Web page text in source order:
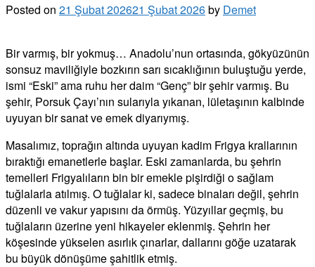
Posted on 21 Şubat 202621 Şubat 2026by Demet
Bir varmış, bir yokmuş… Anadolu’nun ortasında, gökyüzünün
sonsuz maviliğiyle bozkırın sarı sıcaklığının buluştuğu yerde,
ismi “Eski” ama ruhu her daim “Genç” bir şehir varmış. Bu
şehir, Porsuk Çayı’nın sularıyla yıkanan, lületaşının kalbinde
uyuyan bir sanat ve emek diyarıymış.
Masalımız, toprağın altında uyuyan kadim Frigya krallarının
bıraktığı emanetlerle başlar. Eski zamanlarda, bu şehrin
temelleri Frigyalıların bin bir emekle pişirdiği o sağlam
tuğlalarla atılmış. O tuğlalar ki, sadece binaları değil, şehrin
düzenli ve vakur yapısını da örmüş. Yüzyıllar geçmiş, bu
tuğlaların üzerine yeni hikayeler eklenmiş. Şehrin her
köşesinde yükselen asırlık çınarlar, dallarını göğe uzatarak
bu büyük dönüşüme şahitlik etmiş.